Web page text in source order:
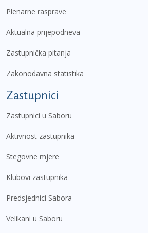
Plenarne rasprave
Aktualna prijepodneva
Zastupnička pitanja
Zakonodavna statistika
Zastupnici
Zastupnici u Saboru
Aktivnost zastupnika
Stegovne mjere
Klubovi zastupnika
Predsjednici Sabora
Velikani u Saboru